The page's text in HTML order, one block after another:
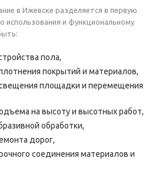
в Ижевске разделяется в первую
использования и функциональному
пола,
покрытий и материалов,
площадки и перемещения
на высоту и высотных работ,
обработки,
дорог,
соединения материалов и